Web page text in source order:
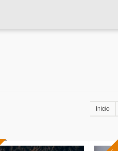
Inicio